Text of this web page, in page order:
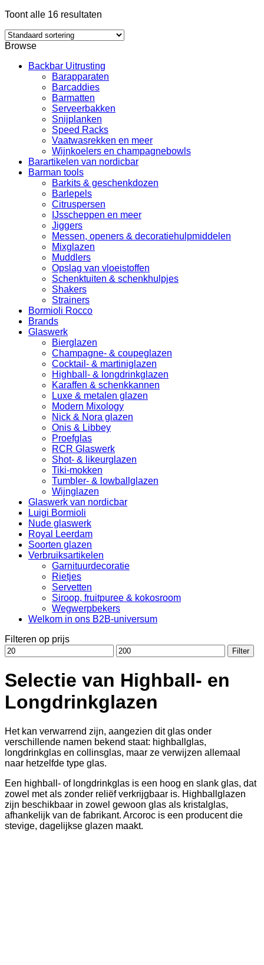
Toont alle 16 resultaten
Browse
Backbar Uitrusting
Barapparaten
Barcaddies
Barmatten
Serveerbakken
Snijplanken
Speed Racks
Vaatwasrekken en meer
Wijnkoelers en champagnebowls
Barartikelen van nordicbar
Barman tools
Barkits & geschenkdozen
Barlepels
Citruspersen
IJsscheppen en meer
Jiggers
Messen, openers & decoratiehulpmiddelen
Mixglazen
Muddlers
Opslag van vloeistoffen
Schenktuiten & schenkhulpjes
Shakers
Strainers
Bormioli Rocco
Brands
Glaswerk
Bierglazen
Champagne- & coupeglazen
Cocktail- & martiniglazen
Highball- & longdrinkglazen
Karaffen & schenkkannen
Luxe & metalen glazen
Modern Mixology
Nick & Nora glazen
Onis & Libbey
Proefglas
RCR Glaswerk
Shot- & likeurglazen
Tiki-mokken
Tumbler- & lowballglazen
Wijnglazen
Glaswerk van nordicbar
Luigi Bormioli
Nude glaswerk
Royal Leerdam
Soorten glazen
Verbruiksartikelen
Garnituurdecoratie
Rietjes
Servetten
Siroop, fruitpuree & kokosroom
Wegwerpbekers
Welkom in ons B2B-universum
Filteren op prijs
Min.
prijs
Max.
prijs
Filter
Selectie van Highball- en
Longdrinkglazen
Het kan verwarrend zijn, aangezien dit glas onder
verschillende namen bekend staat: highballglas,
longdrinkglas en collinsglas, maar ze verwijzen allemaal
naar hetzelfde type glas.
Een highball- of longdrinkglas is een hoog en slank glas, dat
zowel met als zonder reliëf verkrijgbaar is. Highballglazen
zijn beschikbaar in zowel gewoon glas als kristalglas,
afhankelijk van de fabrikant. Arcoroc is een producent die
stevige, dagelijkse glazen maakt.